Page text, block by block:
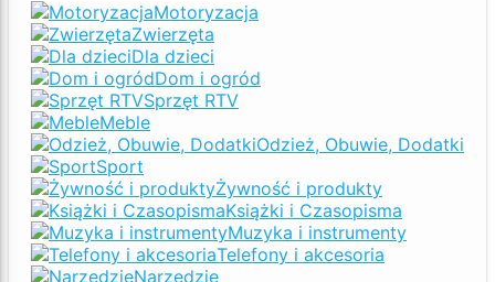
Motoryzacja
Zwierzęta
Dla dzieci
Dom i ogród
Sprzęt RTV
Meble
Odzież, Obuwie, Dodatki
Sport
Żywność i produkty
Książki i Czasopisma
Muzyka i instrumenty
Telefony i akcesoria
Narzędzie